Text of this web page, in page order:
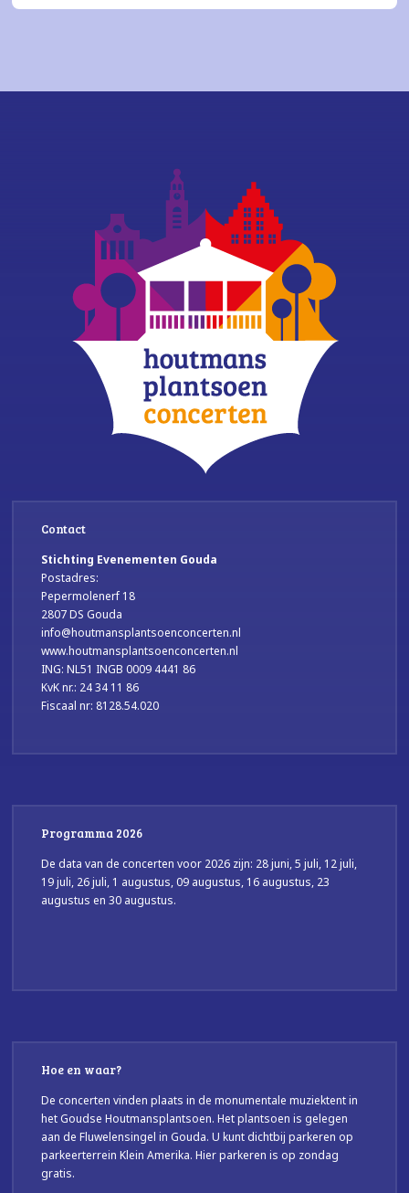
Contact
Stichting Evenementen Gouda
Postadres:
Pepermolenerf 18
2807 DS Gouda
info@houtmansplantsoenconcerten.nl
www.houtmansplantsoenconcerten.nl
ING: NL51 INGB 0009 4441 86
KvK nr.: 24 34 11 86
Fiscaal nr: 8128.54.020
Programma 2026
De data van de concerten voor 2026 zijn: 28 juni, 5 juli, 12 juli,
19 juli, 26 juli, 1 augustus, 09 augustus, 16 augustus, 23
augustus en 30 augustus.
Hoe en waar?
De concerten vinden plaats in de monumentale muziektent in
het Goudse Houtmansplantsoen. Het plantsoen is gelegen
aan de Fluwelensingel in Gouda. U kunt dichtbij parkeren op
parkeerterrein Klein Amerika. Hier parkeren is op zondag
gratis.